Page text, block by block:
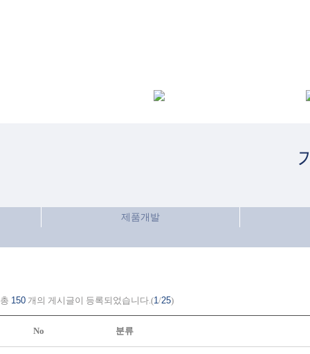
제품개발
총 150 개의 게시글이 등록되었습니다.(1/25)
No 분류